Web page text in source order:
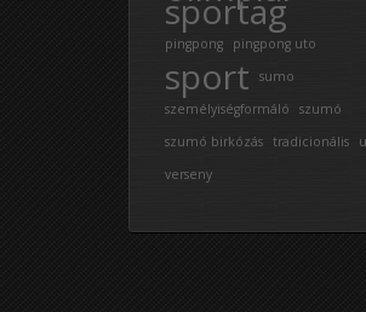
sportag
pingpong pingpong uto
sport
sumo
személyiségformáló
szumó
szumó birkózás tradicionális
verseny